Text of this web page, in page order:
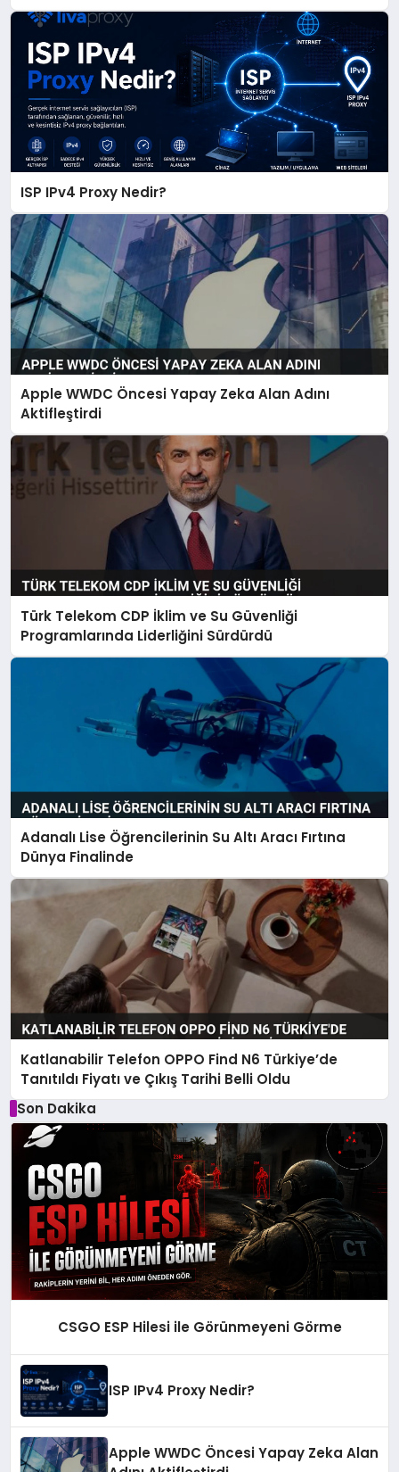
ISP IPv4 Proxy Nedir?
Apple WWDC Öncesi Yapay Zeka Alan Adını
Aktifleştirdi
Türk Telekom CDP İklim ve Su Güvenliği
Programlarında Liderliğini Sürdürdü
Adanalı Lise Öğrencilerinin Su Altı Aracı Fırtına
Dünya Finalinde
Katlanabilir Telefon OPPO Find N6 Türkiye’de
Tanıtıldı Fiyatı ve Çıkış Tarihi Belli Oldu
Son Dakika
CSGO ESP Hilesi ile Görünmeyeni Görme
ISP IPv4 Proxy Nedir?
Apple WWDC Öncesi Yapay Zeka Alan